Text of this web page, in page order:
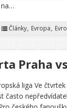
na…
Články Evropa
Praha
liga Ve
často